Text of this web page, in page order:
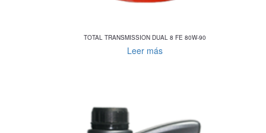
TOTAL TRANSMISSION DUAL 8 FE 80W-90
Leer más